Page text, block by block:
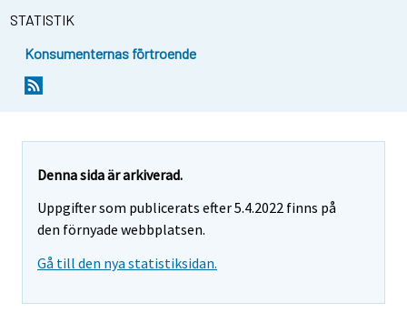
STATISTIK
Konsumenternas förtroende
Denna sida är arkiverad.
Uppgifter som publicerats efter 5.4.2022 finns på
den förnyade webbplatsen.
Gå till den nya statistiksidan.